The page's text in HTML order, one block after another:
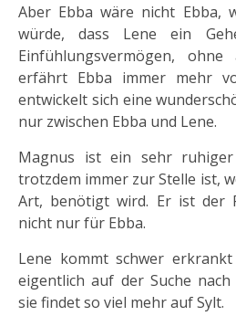
Aber Ebba wäre nicht Ebba,
würde, dass Lene ein
Einfühlungsvermögen,
erfährt Ebba immer mehr
entwickelt sich eine
nur zwischen Ebba und Lene.
Magnus ist ein sehr
trotzdem immer zur Stelle ist,
Art, benötigt wird. Er ist der
nicht nur für Ebba.
Lene kommt schwer
eigentlich auf der Suche
sie findet so viel mehr auf Sylt.